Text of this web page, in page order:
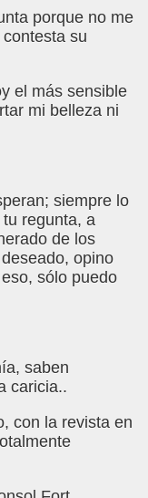
porque no me
su
el más sensible
mi belleza ni
siempre lo
regunta, a
de los
opino
sólo puedo
saben
caricia..
con la revista en
del Cec)
Sarrió)
(Arxiu Històric de